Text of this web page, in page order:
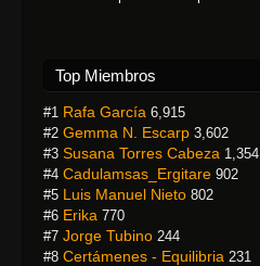
Top Miembros
#1 Rafa García 6,915
#2 Gemma N. Escarp 3,602
#3 Susana Torres Cabeza 1,354
#4 Cadulamsas_Ergitare 902
#5 Luis Manuel Nieto 802
#6 Erika 770
#7 Jorge Tubino 244
#8 Certámenes - Equilibria 231